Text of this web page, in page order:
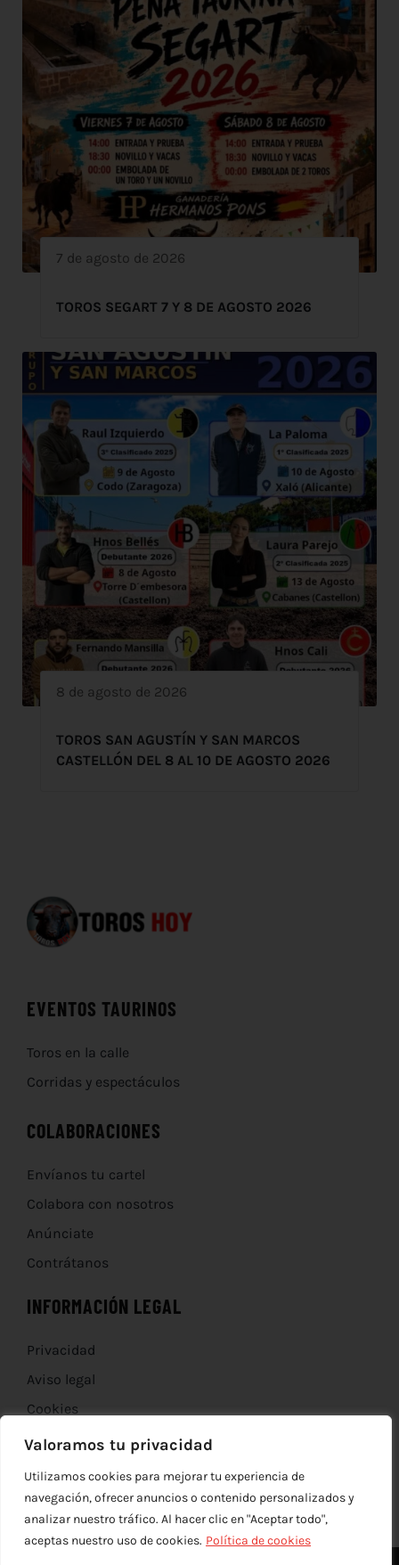
Valoramos tu privacidad
Utilizamos cookies para mejorar tu experiencia de
navegación, ofrecer anuncios o contenido personalizados y
analizar nuestro tráfico. Al hacer clic en "Aceptar todo",
aceptas nuestro uso de cookies. Política de cookies
7 de agosto de 2026
TOROS SEGART 7 Y 8 DE AGOSTO 2026
8 de agosto de 2026
TOROS SAN AGUSTÍN Y SAN MARCOS
CASTELLÓN DEL 8 AL 10 DE AGOSTO 2026
EVENTOS TAURINOS
Toros en la calle
Corridas y espectáculos
COLABORACIONES
Envíanos tu cartel
Colabora con nosotros
Anúnciate
Contrátanos
INFORMACIÓN LEGAL
Privacidad
Aviso legal
Cookies
Devoluciones